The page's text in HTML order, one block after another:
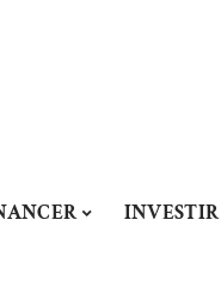
INVESTIR